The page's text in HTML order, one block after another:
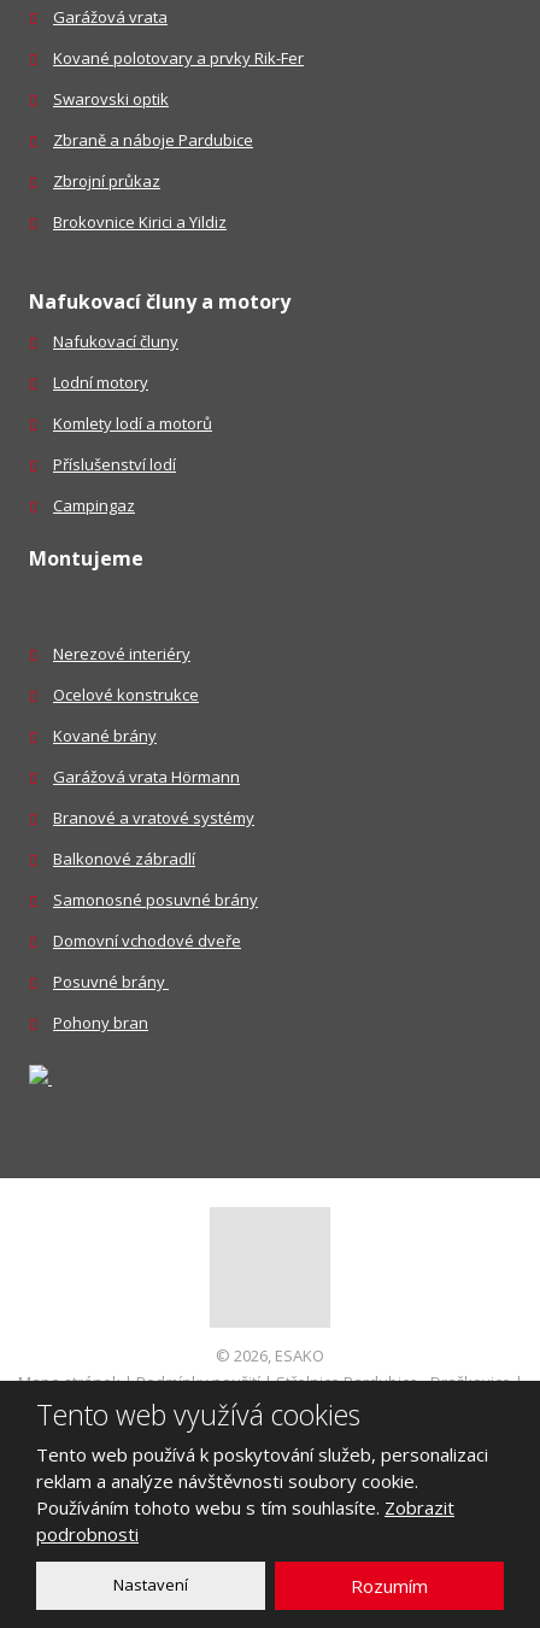
Garážová vrata
Kované polotovary a prvky Rik-Fer
Swarovski optik
Zbraně a náboje Pardubice
Zbrojní průkaz
Brokovnice Kirici a Yildiz
Nafukovací čluny a motory
Nafukovací čluny
Lodní motory
Komlety lodí a motorů
Příslušenství lodí
Campingaz
Montujeme
Nerezové interiéry
Ocelové konstrukce
Kované brány
Garážová vrata Hörmann
Branové a vratové systémy
Balkonové zábradlí
Samonosné posuvné brány
Domovní vchodové dveře
Posuvné brány
Pohony bran
© 2026, ESAKO
Mapa stránek|Podmínky použití|Střelnice Pardubice - Dražkovice|
Informace pro spotřebitele
VYROBILA
Tento web je chráněn pomocí Google ReCAPTCHA a platí pro něj
zásady ochrany osobních údajů a smluvní podmínky
Tento web využívá cookies
Tento web používá k poskytování služeb, personalizaci
reklam a analýze návštěvnosti soubory cookie.
Používáním tohoto webu s tím souhlasíte. Zobrazit
podrobnosti
Nastavení Rozumím